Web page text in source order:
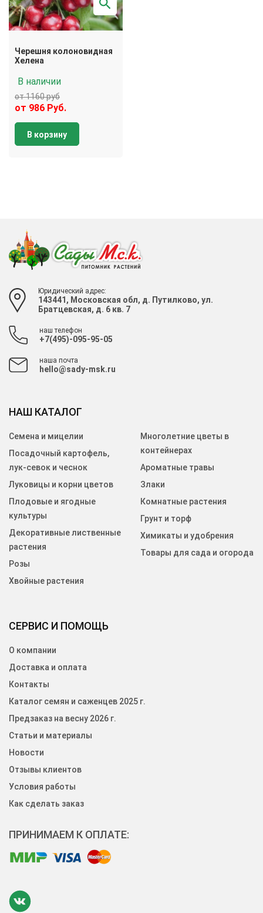
Черешня колоновидная
Хелена
В наличии
от 1160 руб
от 986 Руб.
В корзину
Юридический адрес:
143441, Московская обл, д. Путилково, ул.
Братцевская, д. 6 кв. 7
наш телефон
+7(495)-095-95-05
наша почта
hello@sady-msk.ru
СЕРВИС И ПОМОЩЬ
О компании
Доставка и оплата
Контакты
Каталог семян и саженцев 2025 г.
Предзаказ на весну 2026 г.
Статьи и материалы
Новости
Отзывы клиентов
Условия работы
Как сделать заказ
НАШ КАТАЛОГ
Семена и мицелии
Посадочный картофель,
лук-севок и чеснок
Луковицы и корни цветов
Плодовые и ягодные
культуры
Декоративные лиственные
растения
Розы
Хвойные растения
Многолетние цветы в
контейнерах
Ароматные травы
Злаки
Комнатные растения
Грунт и торф
Химикаты и удобрения
Товары для сада и огорода
ПРИНИМАЕМ К ОПЛАТЕ: